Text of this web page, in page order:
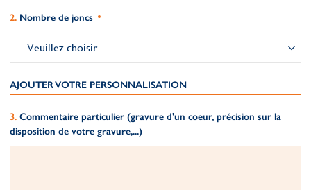
Nombre de joncs
AJOUTER VOTRE PERSONNALISATION
Commentaire particulier (gravure d'un coeur, précision sur la
disposition de votre gravure,...)